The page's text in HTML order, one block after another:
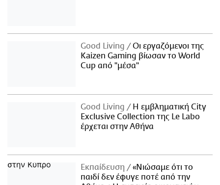
Good Living
Οι εργαζόμενοι της
Kaizen Gaming βίωσαν το World
Cup από "μέσα"
Good Living
Η εμβληματική City
Exclusive Collection της Le Labo
έρχεται στην Αθήνα
Εκπαίδευση
«Νιώσαμε ότι το
παιδί δεν έφυγε ποτέ από την